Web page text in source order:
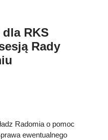
RKS
Rady
Radomia o pomoc
ewentualnego